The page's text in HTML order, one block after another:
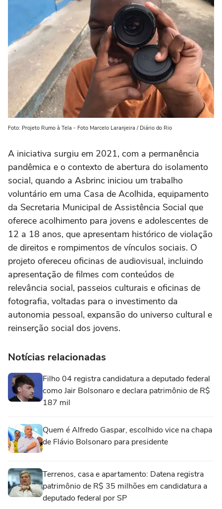
Foto: Projeto Rumo à Tela - Foto Marcelo Laranjeira / Diário do Rio
A iniciativa surgiu em 2021, com a permanência
pandêmica e o contexto de abertura do isolamento
social, quando a Asbrinc iniciou um trabalho
voluntário em uma Casa de Acolhida, equipamento
da Secretaria Municipal de Assistência Social que
oferece acolhimento para jovens e adolescentes de
12 a 18 anos, que apresentam histórico de violação
de direitos e rompimentos de vínculos sociais. O
projeto ofereceu oficinas de audiovisual, incluindo
apresentação de filmes com conteúdos de
relevância social, passeios culturais e oficinas de
fotografia, voltadas para o investimento da
autonomia pessoal, expansão do universo cultural e
reinserção social dos jovens.
Notícias relacionadas
Filho 04 registra candidatura a deputado federal
como Jair Bolsonaro e declara patrimônio de R$
187 mil
Quem é Alfredo Gaspar, escolhido vice na chapa
de Flávio Bolsonaro para presidente
Terrenos, casa e apartamento: Datena registra
patrimônio de R$ 35 milhões em candidatura a
deputado federal por SP